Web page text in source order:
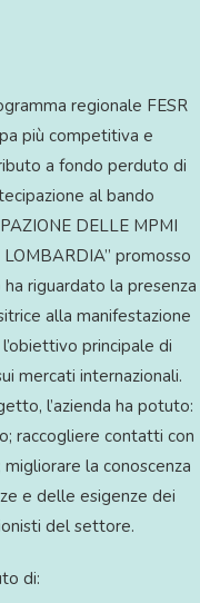
regionale FESR
più competitiva e
a fondo perduto di
al bando
DELLE MPMI
promosso
riguardato la presenza
alla manifestazione
principale di
mercati internazionali.
l’azienda ha potuto:
raccogliere contatti con
la conoscenza
e delle esigenze dei
del settore.
di: